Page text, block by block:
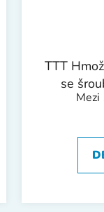
TTT
se
Mezi